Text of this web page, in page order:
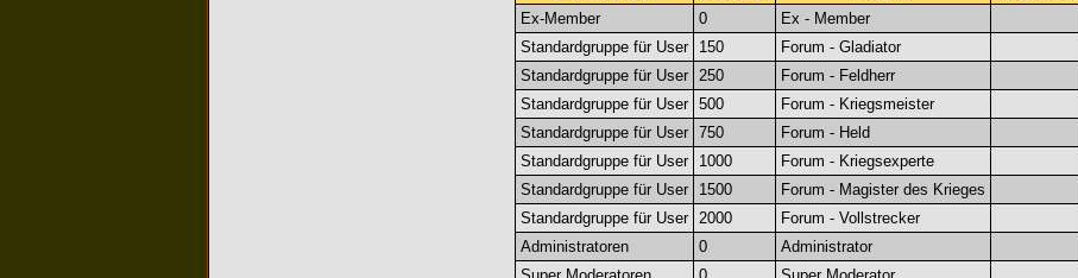
Ex-Member 0
Ex - Member
Standardgruppe für User
150
Forum - Gladiator
Standardgruppe für User
250
Forum - Feldherr
Standardgruppe für User
500
Forum - Kriegsmeister
Standardgruppe für User
750
Forum - Held
Standardgruppe für User
1000
Forum - Kriegsexperte
Standardgruppe für User
1500
Forum - Magister des Krieges
Standardgruppe für User
2000
Forum - Vollstrecker
Administratoren
0
Administrator